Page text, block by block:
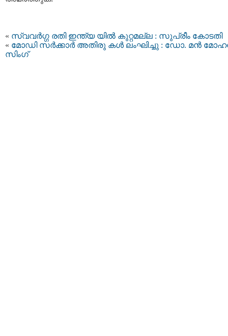
« സ്വവർഗ്ഗ രതി ഇന്ത്യ യിൽ കുറ്റമല്ല :​​ സുപ്രീം കോടതി
« മോഡി സര്‍ക്കാര്‍ അതിരു കള്‍ ലംഘിച്ചു : ഡോ. മന്‍
സിംഗ്